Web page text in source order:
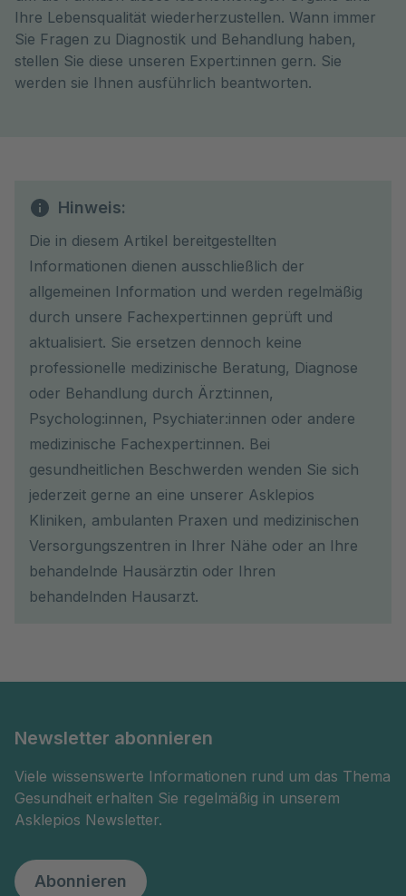
Ihre Lebensqualität wiederherzustellen. Wann immer
Sie Fragen zu Diagnostik und Behandlung haben,
stellen Sie diese unseren Expert:innen gern. Sie
werden sie Ihnen ausführlich beantworten.
Hinweis:
Die in diesem Artikel bereitgestellten
Informationen dienen ausschließlich der
allgemeinen Information und werden regelmäßig
durch unsere Fachexpert:innen geprüft und
aktualisiert. Sie ersetzen dennoch keine
professionelle medizinische Beratung, Diagnose
oder Behandlung durch Ärzt:innen,
Psycholog:innen, Psychiater:innen oder andere
medizinische Fachexpert:innen. Bei
gesundheitlichen Beschwerden wenden Sie sich
jederzeit gerne an eine unserer Asklepios
Kliniken, ambulanten Praxen und medizinischen
Versorgungszentren in Ihrer Nähe oder an Ihre
behandelnde Hausärztin oder Ihren
behandelnden Hausarzt.
Newsletter abonnieren
Viele wissenswerte Informationen rund um das Thema
Gesundheit erhalten Sie regelmäßig in unserem
Asklepios Newsletter.
Abonnieren